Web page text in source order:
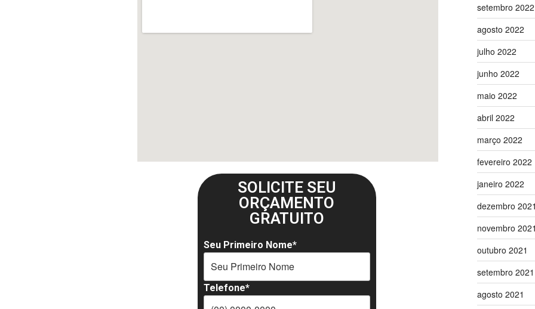
SOLICITE SEU
ORÇAMENTO
GRATUITO
Seu Primeiro Nome*
Telefone*
setembro 2022
agosto 2022
julho 2022
junho 2022
maio 2022
abril 2022
março 2022
fevereiro 2022
janeiro 2022
dezembro
novembro
outubro 2021
setembro 2021
agosto 2021